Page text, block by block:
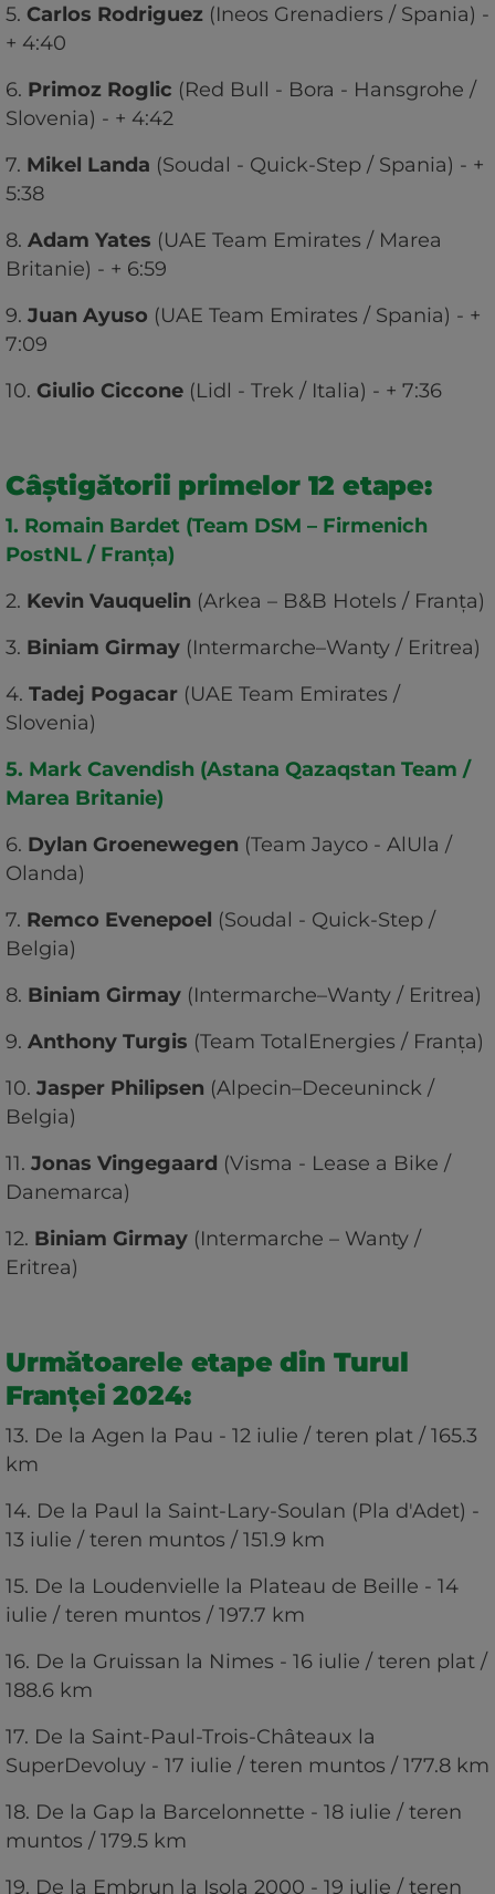
5. Carlos Rodriguez (Ineos Grenadiers / Spania) -
+ 4:40
6. Primoz Roglic (Red Bull - Bora - Hansgrohe /
Slovenia) - + 4:42
7. Mikel Landa (Soudal - Quick-Step / Spania) - +
5:38
8. Adam Yates (UAE Team Emirates / Marea
Britanie) - + 6:59
9. Juan Ayuso (UAE Team Emirates / Spania) - +
7:09
10. Giulio Ciccone (Lidl - Trek / Italia) - + 7:36
Câștigătorii primelor 12 etape:
1. Romain Bardet (Team DSM – Firmenich
PostNL / Franța)
2. Kevin Vauquelin (Arkea – B&B Hotels / Franța)
3. Biniam Girmay (Intermarche–Wanty / Eritrea)
4. Tadej Pogacar (UAE Team Emirates /
Slovenia)
5. Mark Cavendish (Astana Qazaqstan Team /
Marea Britanie)
6. Dylan Groenewegen (Team Jayco - AlUla /
Olanda)
7. Remco Evenepoel (Soudal - Quick-Step /
Belgia)
8. Biniam Girmay (Intermarche–Wanty / Eritrea)
9. Anthony Turgis (Team TotalEnergies / Franța)
10. Jasper Philipsen (Alpecin–Deceuninck /
Belgia)
11. Jonas Vingegaard (Visma - Lease a Bike /
Danemarca)
12. Biniam Girmay (Intermarche – Wanty /
Eritrea)
Următoarele etape din Turul
Franței 2024:
13. De la Agen la Pau - 12 iulie / teren plat / 165.3
km
14. De la Paul la Saint-Lary-Soulan (Pla d'Adet) -
13 iulie / teren muntos / 151.9 km
15. De la Loudenvielle la Plateau de Beille - 14
iulie / teren muntos / 197.7 km
16. De la Gruissan la Nimes - 16 iulie / teren plat /
188.6 km
17. De la Saint-Paul-Trois-Châteaux la
SuperDevoluy - 17 iulie / teren muntos / 177.8 km
18. De la Gap la Barcelonnette - 18 iulie / teren
muntos / 179.5 km
19. De la Embrun la Isola 2000 - 19 iulie / teren